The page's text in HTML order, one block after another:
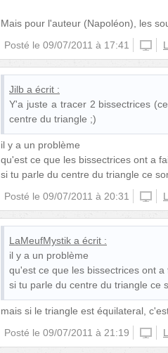
Mais pour l'auteur (Napoléon), les
Posté le 09/07/2011 à 17:41
Jilb a écrit :
Y'a juste a tracer 2 bissectrices
centre du triangle ;)
il y a un problème
qu'est ce que les bissectrices ont a
si tu parle du centre du triangle ce
Posté le 09/07/2011 à 20:31
LaMeufMystik a écrit :
il y a un problème
qu'est ce que les bissectrices ont a
si tu parle du centre du triangle ce
mais si le triangle est équilateral,
Posté le 09/07/2011 à 21:19